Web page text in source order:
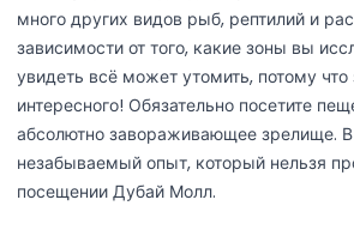
много других видов рыб, рептилий и
зависимости от того, какие зоны вы
увидеть всё может утомить, потому что
интересного! Обязательно посетите
абсолютно завораживающее зрелище.
незабываемый опыт, который нельзя
посещении Дубай Молл.